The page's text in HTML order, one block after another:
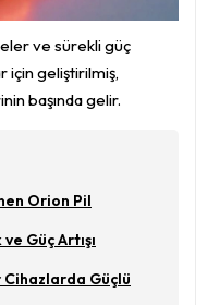
ve sürekli güç
için geliştirilmiş,
başında gelir.
Orion Pil
Güç Artışı
Cihazlarda Güçlü